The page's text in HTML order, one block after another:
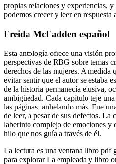
propias relaciones y experiencias,
podemos crecer y leer en
Freida McFadden español
Esta antología ofrece una visión
perspectivas de RBG sobre temas
derechos de las mujeres. A medida
evitar sentir que el autor se estaba
de la historia permanecía elusiva,
ambigüedad. Cada capítulo teje
las páginas, anhelando más. Fue
de leer, a pesar de sus defectos. La
laberinto complejo de emociones y
hilo que nos guía a través de él.
La lectura es una ventana libro pdf
para explorar La empleada y libro